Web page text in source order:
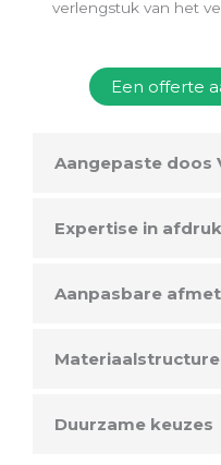
verlengstuk van het
Een offerte
Aangepaste doos
Expertise in
Aanpasbare
Duurzame keuzes